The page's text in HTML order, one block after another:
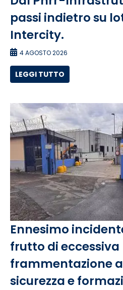
passi indietro su
Intercity.
4 AGOSTO 2026
LEGGI TUTTO
Ennesimo
frutto di eccessiva
frammentazione
sicurezza e